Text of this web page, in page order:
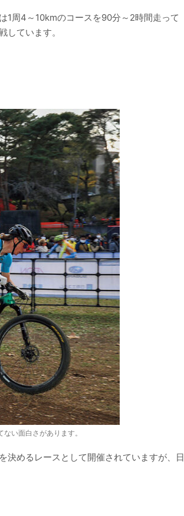
1周4～10kmのコースを90分～2時間走って
ています。
い面白さがあります。
決めるレースとして開催されていますが、日